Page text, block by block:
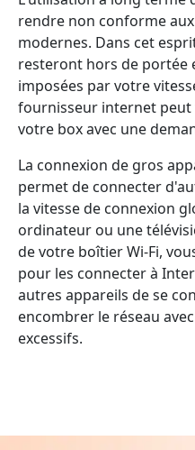
rendre non conforme
modernes. Dans cet
resteront hors de portée
imposées par votre
fournisseur internet
votre box avec une
La connexion de gros
permet de connecter
la vitesse de connexion
ordinateur ou une
de votre boîtier Wi-Fi,
pour les connecter à
autres appareils de se
encombrer le réseau
excessifs.